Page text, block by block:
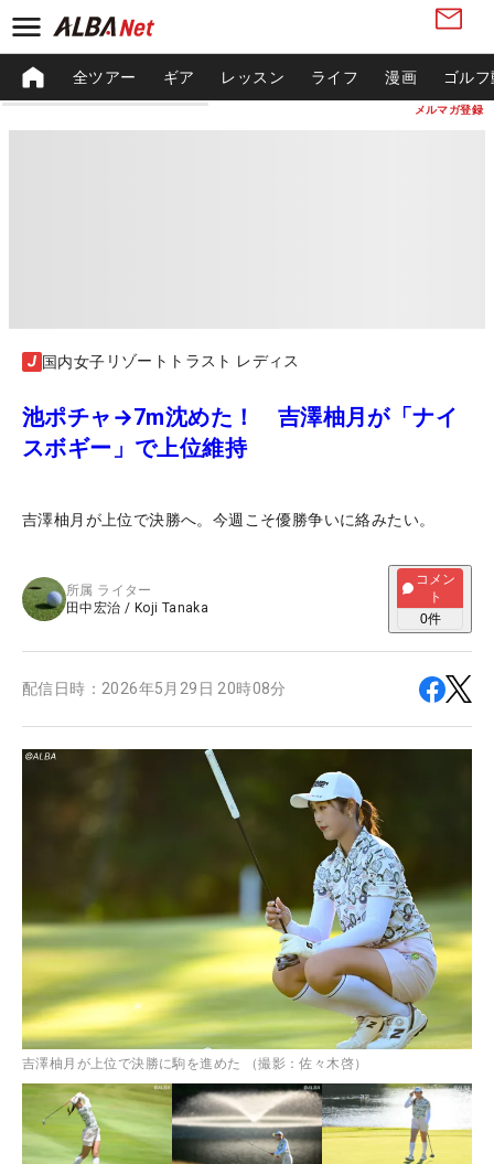
メルマガ登録
全ツアー ギア レッスン ライフ 漫画 ゴル
国内女子 リゾートトラスト レディス
池ポチャ→7m沈めた！ 吉澤柚月が「ナイ
スボギー」で上位維持
吉澤柚月が上位で決勝へ。今週こそ優勝争いに絡みたい。
所属 ライター
田中宏治 / Koji Tanaka
コメン
ト
0件
配信日時： 2026年5月29日 20時08分
吉澤柚月が上位で決勝に駒を進めた （撮影：佐々木啓）